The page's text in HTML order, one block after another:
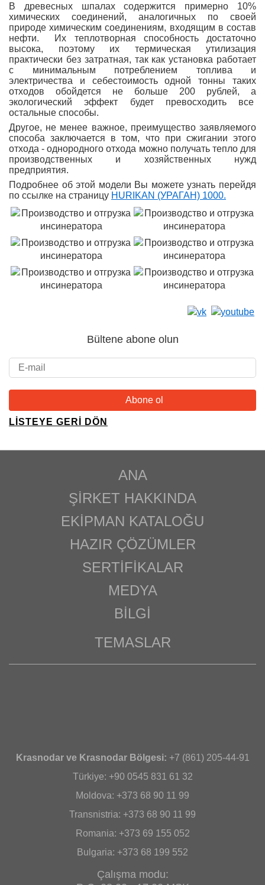
В древесных шпалах содержится примерно 10%
химических соединений, аналогичных по своей
природе химическим соединениям, входящим в состав
нефти. Их теплотворная способность достаточно
высока, поэтому их термическая утилизация
практически без затратная, так как установка работает
с минимальным потреблением топлива и
электричества и себестоимость одной тонны таких
отходов обойдется не больше 200 рублей, а
экологический эффект будет превосходить все
остальные способы.
Другое, не менее важное, преимущество заявляемого
способа заключается в том, что при сжигании этого
отхода - однородного отхода можно получать тепло для
производственных и хозяйственных нужд
предприятия.
Подробнее об этой модели Вы можете узнать перейдя
по ссылке на страницу HURIKAN (УРАГАН) 1000.
Bültene abone olun
LISTEYE GERI DÖN
ANA
ŞIRKET HAKKINDA
EKIPMAN KATALOĞU
HAZIR ÇÖZÜMLER
SERTIFIKALAR
MEDYA
BILGI
TEMASLAR
Krasnodar ve Krasnodar Bölgesi: +7 (861) 205-44-91
Türkiye: +90 0545 831 61 32
Moldova: +373 68 90 11 99
Transnistria: +373 68 90 11 99
Romania: +373 69 155 052
Bulgaria: +373 68 199 552
Çalışma modu: